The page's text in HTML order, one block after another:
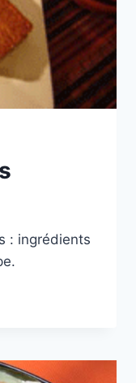
: ingrédients